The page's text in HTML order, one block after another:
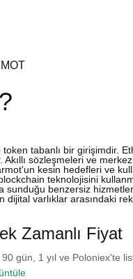
tabanlı bir girişimdir.
sözleşmeleri ve
kesin hedefleri ve
teknolojisini
sunduğu benzersiz
dijital varlıklar arasındaki
Zamanlı Fiyat
gün, 1 yıl ve Poloniex'te